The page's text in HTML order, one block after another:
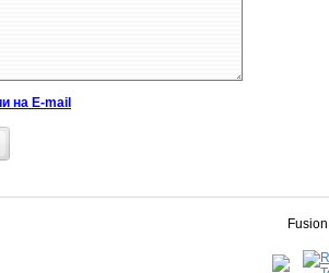
на E-mail